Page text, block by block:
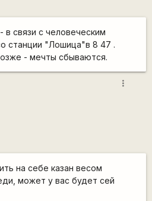
связи с человеческим
станции "Лошица"в 8 47 .
- мечты сбываются.
more_vert
на себе казан весом
может у вас будет сей